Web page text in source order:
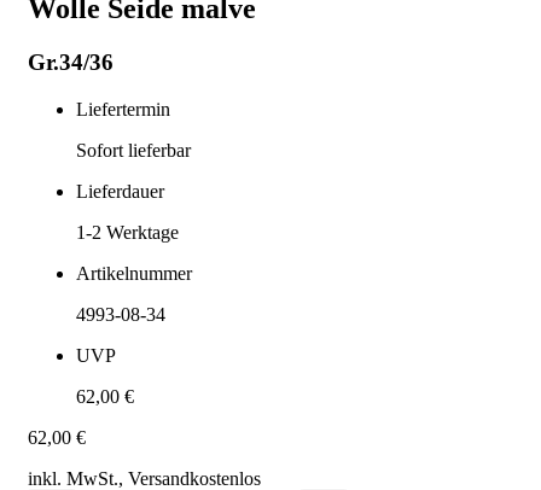
Wolle Seide malve
Gr.34/36
Liefertermin
Sofort lieferbar
Lieferdauer
1-2 Werktage
Artikelnummer
4993-08-34
UVP
62,00 €
62,00 €
inkl. MwSt., Versandkostenlos